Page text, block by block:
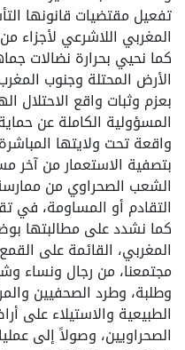
تفعيل مقتضيات قانونها
المغربي اللاشرعي لأجزاء
كما نحيي بحرارة نضالات
الأرض المحتلة وجنوب
بعزم وثبات واقع الاحتلال
المسؤولية الكاملة عن
واقعة تحت ولايتها
بتصفية الاستعمار من آخر
الشعب الصحراوي من
التقادم أو المساومة، في
كما نشدد على مطالبتها
المغربي، القائمة على
مجتمعنا، من رجال ونساء
وطلبة، وطرد الصحفيين
الطبيعية والاستيلاء على
الصحراويين، وصولاً إلى